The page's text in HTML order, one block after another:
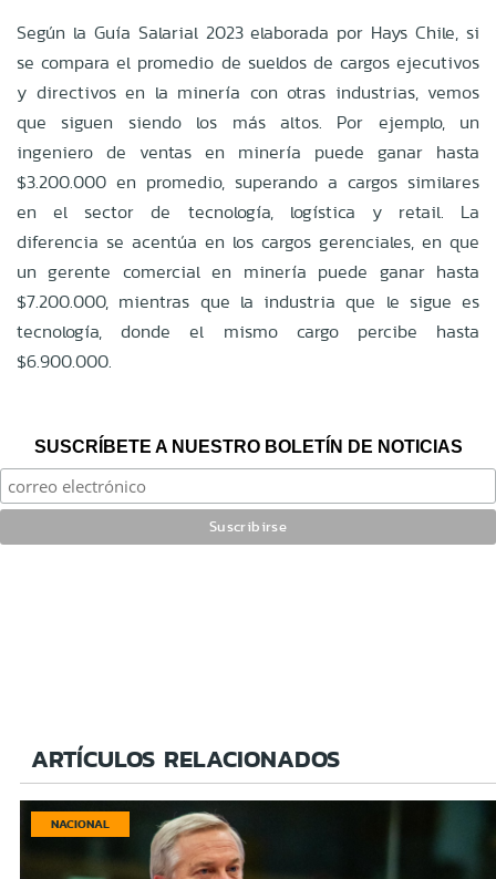
Según la Guía Salarial 2023 elaborada por Hays Chile, si
se compara el promedio de sueldos de cargos ejecutivos
y directivos en la minería con otras industrias, vemos
que siguen siendo los más altos. Por ejemplo, un
ingeniero de ventas en minería puede ganar hasta
$3.200.000 en promedio, superando a cargos similares
en el sector de tecnología, logística y retail. La
diferencia se acentúa en los cargos gerenciales, en que
un gerente comercial en minería puede ganar hasta
$7.200.000, mientras que la industria que le sigue es
tecnología, donde el mismo cargo percibe hasta
$6.900.000.
SUSCRÍBETE A NUESTRO BOLETÍN DE NOTICIAS
ARTÍCULOS RELACIONADOS
NACIONAL